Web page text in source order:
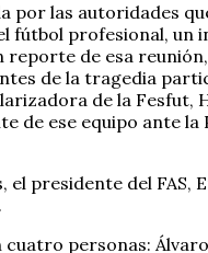
por las autoridades
fútbol profesional,
de esa
de la tragedia
de la Fesfut,
ese equipo ante la
presidente del FAS,
personas: